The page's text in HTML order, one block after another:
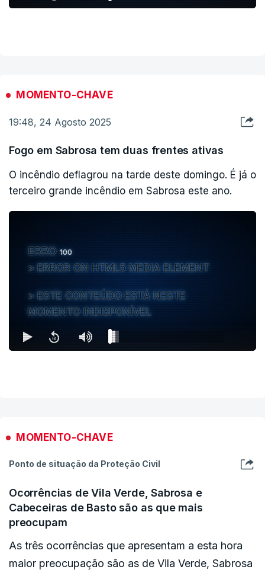
MOMENTO-CHAVE
19:48, 24 Agosto 2025
Fogo em Sabrosa tem duas frentes ativas
O incêndio deflagrou na tarde deste domingo. É já o
terceiro grande incêndio em Sabrosa este ano.
ERRO100
ERROR ON HTML5 MEDIA ELEMENT
ESTE CONTEÚDO ESTÁ NESTE
MOMENTO INDISPONÍVEL
MOMENTO-CHAVE
Ponto de situação da Proteção Civil
Ocorrências de Vila Verde, Sabrosa e
Cabeceiras de Basto são as que mais
preocupam
As três ocorrências que apresentam a esta hora
maior preocupação são as de Vila Verde, Sabrosa